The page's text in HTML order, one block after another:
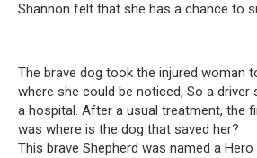
Shannon felt that she has a chance to
The brave dog took the injured woman
where she could be noticed, So a driver
a hospital. After a usual treatment, the
was where is the dog that saved her?
This brave Shepherd was named a